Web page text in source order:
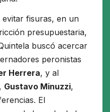
fisuras, en un
presupuestaria,
buscó acercar
peronistas
Herrera, y al
Gustavo Minuzzi,
El